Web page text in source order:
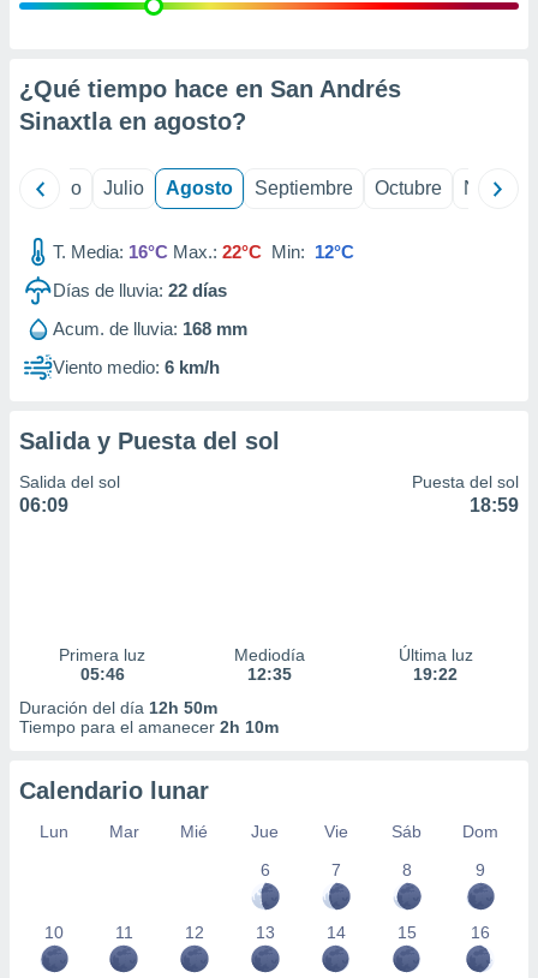
e
mediante
publicidad
de
1199
¿Qué tiempo hace en San Andrés
Sinaxtla en agosto?
Junio Julio Agosto Septiembre Octubre
T. Media: 16°C Max.: 22°C Min: 12°C
Días de lluvia: 22 días
Acum. de lluvia: 168 mm
Viento medio: 6 km/h
Salida y Puesta del sol
Salida del sol
06:09
Puesta del sol
18:59
Primera luz
05:46
Mediodía
12:35
Última luz
19:22
Duración del día 12h 50m
Tiempo para el amanecer 2h 10m
Calendario lunar
Lun Mar Mié Jue Vie Sáb
Dom
6
7 8 9
10 11 12 13 14 15 16